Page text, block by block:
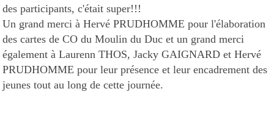
des participants, c'était super!!!
Un grand merci à Hervé PRUDHOMME pour l'élaboration
des cartes de CO du Moulin du Duc et un grand merci
également à Laurenn THOS, Jacky GAIGNARD et Hervé
PRUDHOMME pour leur présence et leur encadrement des
jeunes tout au long de cette journée.